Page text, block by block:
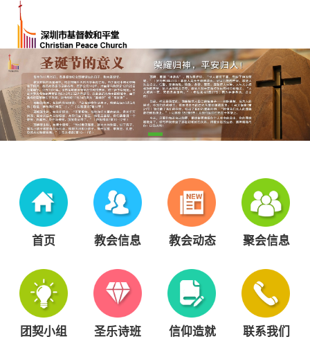
首页 教会信息 教会动态 聚会信息
团契小组 圣乐诗班 信仰造就 联系我们